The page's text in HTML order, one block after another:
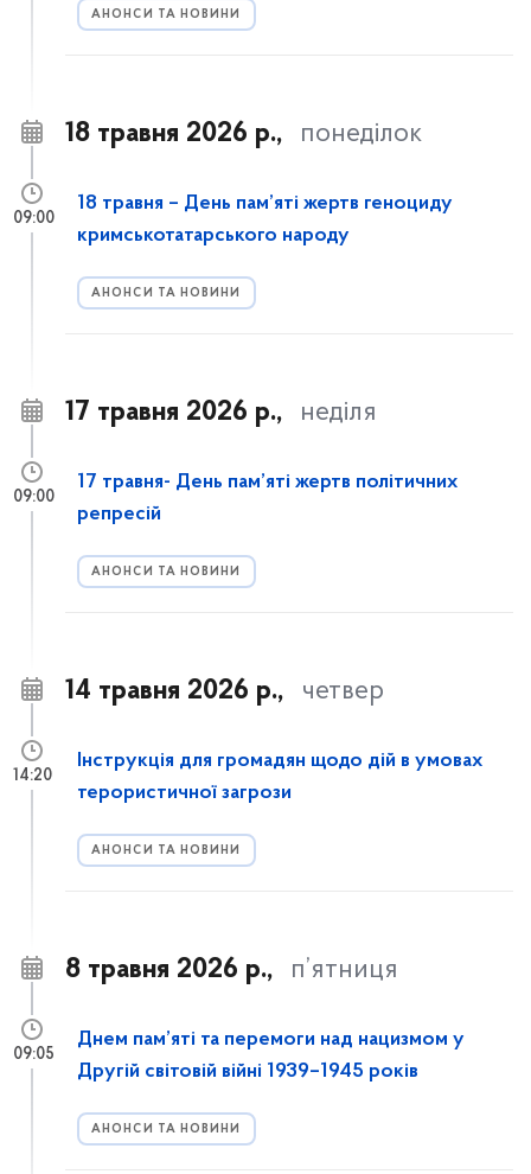
АНОНСИ ТА НОВИНИ
18 травня 2026 р., понеділок
18 травня – День пам’яті жертв геноциду
кримськотатарського народу
АНОНСИ ТА НОВИНИ
09:00
17 травня 2026 р., неділя
17 травня- День пам’яті жертв політичних
репресій
АНОНСИ ТА НОВИНИ
09:00
14 травня 2026 р., четвер
Інструкція для громадян щодо дій в умовах
терористичної загрози
АНОНСИ ТА НОВИНИ
14:20
8 травня 2026 р., п’ятниця
Днем пам’яті та перемоги над нацизмом у
Другій світовій війні 1939–1945 років
АНОНСИ ТА НОВИНИ
09:05